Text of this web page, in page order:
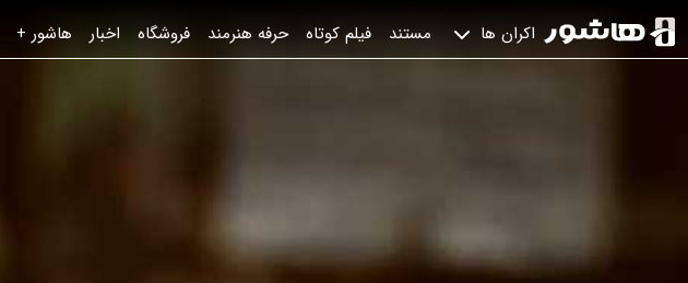
اکران ها مستند فیلم کوتاه حرفه هنرمند فروشگاه اخبار هاشور +